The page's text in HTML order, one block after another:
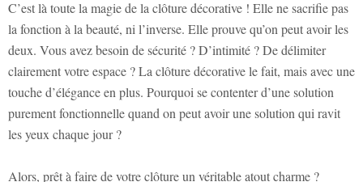
C’est là toute la magie de la clôture décorative ! Elle ne sacrifie pas
la fonction à la beauté, ni l’inverse. Elle prouve qu’on peut avoir les
deux. Vous avez besoin de sécurité ? D’intimité ? De délimiter
clairement votre espace ? La clôture décorative le fait, mais avec une
touche d’élégance en plus. Pourquoi se contenter d’une solution
purement fonctionnelle quand on peut avoir une solution qui ravit
les yeux chaque jour ?
Alors, prêt à faire de votre clôture un véritable atout charme ?